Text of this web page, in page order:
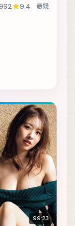
释犯回到社区
9.4 悬疑
99:23